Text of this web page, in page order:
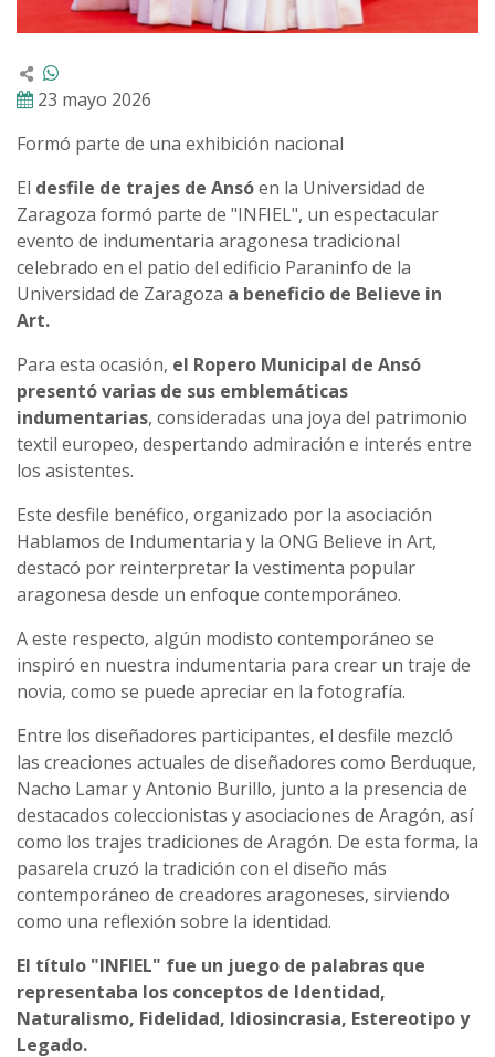
23 mayo 2026
Formó parte de una exhibición nacional
El desfile de trajes de Ansóen la Universidad de
Zaragoza formó parte de "INFIEL", un espectacular
evento de indumentaria aragonesa tradicional
celebrado en el patio del edificio Paraninfo de la
Universidad de Zaragoza a beneficio de Believe in
Art.
Para esta ocasión, el Ropero Municipal de Ansó
presentó varias de sus emblemáticas
indumentarias, consideradas una joya del patrimonio
textil europeo, despertando admiración e interés entre
los asistentes.
Este desfile benéfico, organizado por la asociación
Hablamos de Indumentaria y la ONG Believe in Art,
destacó por reinterpretar la vestimenta popular
aragonesa desde un enfoque contemporáneo.
A este respecto, algún modisto contemporáneo se
inspiró en nuestra indumentaria para crear un traje de
novia, como se puede apreciar en la fotografía.
Entre los diseñadores participantes, el desfile mezcló
las creaciones actuales de diseñadores como Berduque,
Nacho Lamar y Antonio Burillo, junto a la presencia de
destacados coleccionistas y asociaciones de Aragón, así
como los trajes tradiciones de Aragón. De esta forma, la
pasarela cruzó la tradición con el diseño más
contemporáneo de creadores aragoneses, sirviendo
como una reflexión sobre la identidad.
El título "INFIEL" fue un juego de palabras que
representaba los conceptos de Identidad,
Naturalismo, Fidelidad, Idiosincrasia, Estereotipo y
Legado.